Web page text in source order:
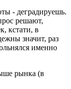
- деградируешь.
решают,
кстати, в
значит, раз
именно
рынка (в